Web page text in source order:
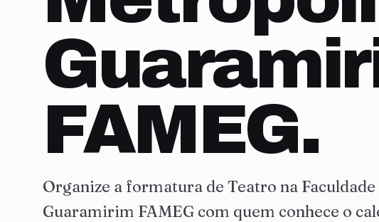
FAMEG.
Organize a formatura de Teatro na
Guaramirim FAMEG com quem conhece o